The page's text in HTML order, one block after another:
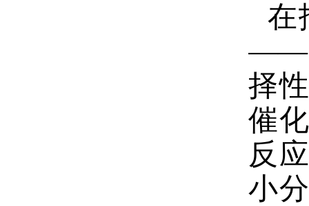
在
——
择
催
反
小